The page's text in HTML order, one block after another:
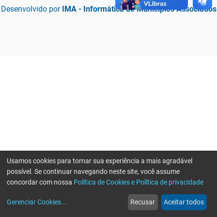
Desenvolvido por IMA - Informática de Municípios Associados
web
Notícias
more_horiz
Mais
Usamos cookies para tornar sua experiência a mais agradável
possível. Se continuar navegando neste site, você assume
concordar com nossa Política de Cookies e Política de privacidade
Gerenciar Cookies... Recusar Aceitar todos
Erro ao enviar informações, por favor tente novamente